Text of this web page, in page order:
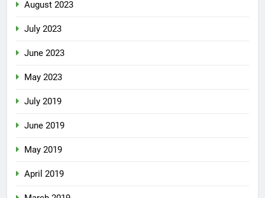
August 2023
July 2023
June 2023
May 2023
July 2019
June 2019
May 2019
April 2019